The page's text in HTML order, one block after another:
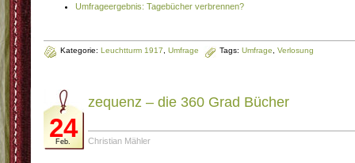
Umfrageergebnis: Tagebücher verbrennen?
Kategorie: Leuchtturm 1917 Umfrage Tags: Umfrage Verlosung
24
Feb.
zequenz – die 360 Grad Bücher
Christian Mähler